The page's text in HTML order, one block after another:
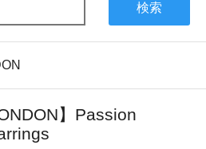
検索
】Passion